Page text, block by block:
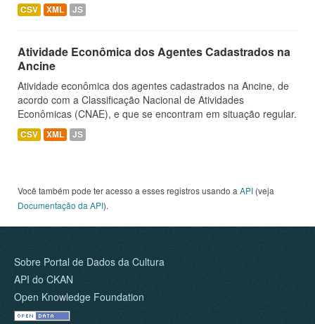
CSV XML JS
Atividade Econômica dos Agentes Cadastrados na
Ancine
Atividade econômica dos agentes cadastrados na Ancine, de
acordo com a Classificação Nacional de Atividades
Econômicas (CNAE), e que se encontram em situação regular.
CSV XML JS
Você também pode ter acesso a esses registros usando a API (veja
Documentação da API).
Sobre Portal de Dados da Cultura
API do CKAN
Open Knowledge Foundation